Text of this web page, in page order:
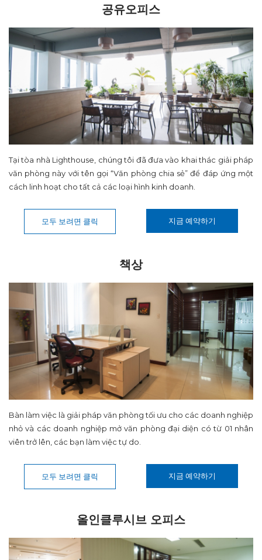
공유오피스
Tại tòa nhà Lighthouse, chúng tôi đã đưa vào khai thác giải pháp
văn phòng này với tên gọi “Văn phòng chia sẻ” để đáp ứng một
cách linh hoạt cho tất cả các loại hình kinh doanh.
모두 보려면 클릭 지금 예약하기
책상
Bàn làm việc là giải pháp văn phòng tối ưu cho các doanh nghiệp
nhỏ và các doanh nghiệp mở văn phòng đại diện có từ 01 nhân
viên trở lên, các bạn làm việc tự do.
모두 보려면 클릭 지금 예약하기
올인클루시브 오피스